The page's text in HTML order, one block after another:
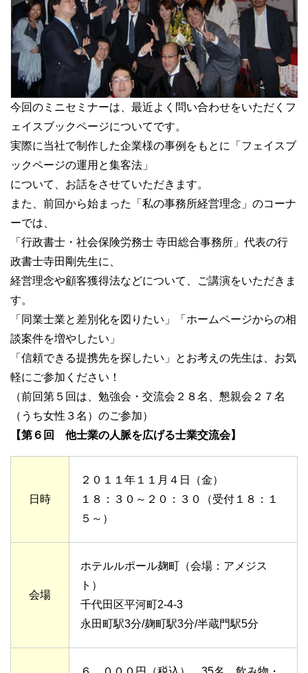
今回のミニセミナーは、最近よく問い合わせをいただくフ
ェイスブックページについてです。
実際に当社で制作した企業様の事例をもとに「フェイスブ
ックページの運用と集客法」
について、お話をさせていただきます。
また、前回から始まった「私の事務所経営理念」のコーナ
ーでは、
「行政書士・社会保険労務士 寺田総合事務所」代表の行
政書士寺田剛先生に、
経営理念や顧客獲得法などについて、ご講演をいただきま
す。
「同業士業と差別化を図りたい」「ホームページからの相
談案件を増やしたい」
「信頼できる提携先を探したい」とお考えの先生は、お気
軽にご参加ください！
（前回第５回は、勉強会・交流会２８名、懇親会２７名
（うち女性３名）のご参加）
【第６回 他士業の人脈を広げる士業交流会】
日時
２０１１年１１月４日（金）
１８：３０～２０：３０（受付１８：１
５～）
会場
ホテルルポール麹町（会場：アメジス
ト）
千代田区平河町2-4-3
永田町駅3分/麹町駅3分/半蔵門駅5分